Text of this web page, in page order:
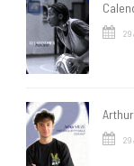
29
29